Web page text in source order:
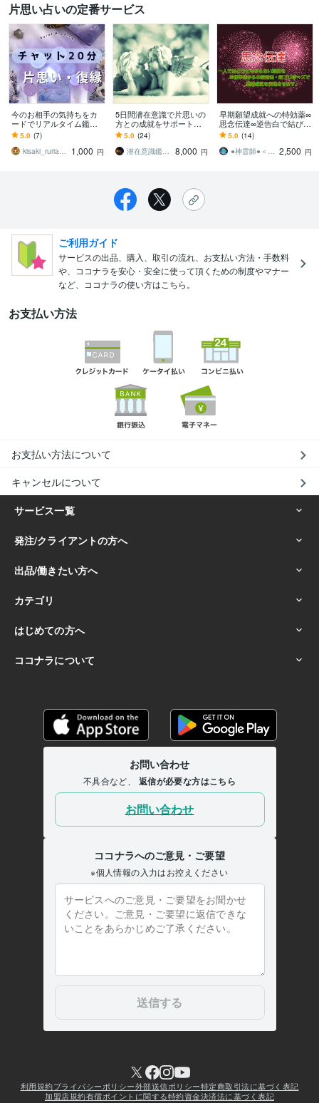
片思い占いの定番サービス
今のお相手の気持ちをカ
ードでリアルタイム鑑定
します 20分何でも聞け
る！片思い・復縁希望モ
ヤモヤをその場で解消
5.0 (7)
kisaki_ruria_恋愛タロット
1,000 円
5日間潜在意識で片思いの
方との成就をサポートし
ます 鑑定歴20年！成就時
期、行動アドバイス等、
強力な縁を紡ぎます
5.0 (24)
潜在意識鑑定士 KZ
8,000 円
早期願望成就への特効薬∞
思念伝達∞逆告白で結びま
す 何が何でもお好きな相
手に好かれたい・愛され
たい方は必見です
5.0 (14)
●神霊師●＜龍神＞ 2,500 円
ご利用ガイド
サービスの出品、購入、取引の流れ、お支払い方法・手数料
や、ココナラを安心・安全に使って頂くための制度やマナー
など、ココナラの使い方はこちら。
お支払い方法
お支払い方法について
キャンセルについて